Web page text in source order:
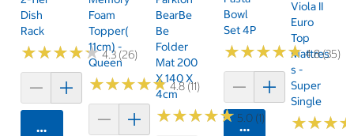
Dish
Rack
★★★★★
★★★★★4.3 (26)
카트에 담기
Foam
Topper(
11cm) -
Queen
★★★★★
★★★★★4.8 (11)
BearBe
Be
Folder
Mat 200
X 140 X
4cm
★★★★★
★★★★★5.0 (1)
Bowl
Set 4P
★★★★★
★★★★★4.8 (35)
카트에 담기
Viola II
Euro
Top
Mattres
S -
Super
Single
★★★
★★★